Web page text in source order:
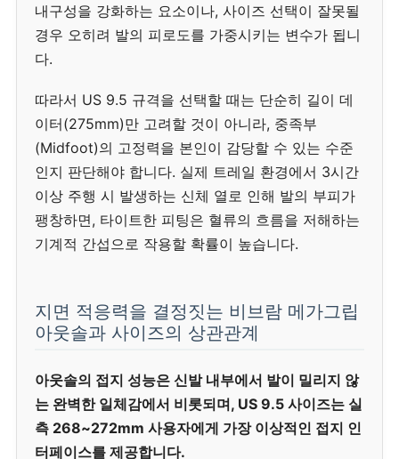
내구성을 강화하는 요소이나, 사이즈 선택이 잘못될
경우 오히려 발의 피로도를 가중시키는 변수가 됩니
다.
따라서 US 9.5 규격을 선택할 때는 단순히 길이 데
이터(275mm)만 고려할 것이 아니라, 중족부
(Midfoot)의 고정력을 본인이 감당할 수 있는 수준
인지 판단해야 합니다. 실제 트레일 환경에서 3시간
이상 주행 시 발생하는 신체 열로 인해 발의 부피가
팽창하면, 타이트한 피팅은 혈류의 흐름을 저해하는
기계적 간섭으로 작용할 확률이 높습니다.
지면 적응력을 결정짓는 비브람 메가그립
아웃솔과 사이즈의 상관관계
아웃솔의 접지 성능은 신발 내부에서 발이 밀리지 않
는 완벽한 일체감에서 비롯되며, US 9.5 사이즈는 실
측 268~272mm 사용자에게 가장 이상적인 접지 인
터페이스를 제공합니다.